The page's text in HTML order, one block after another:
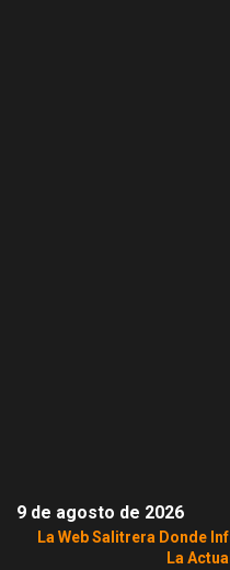
9 de agosto de 2026
La Web Salitrera Donde
La